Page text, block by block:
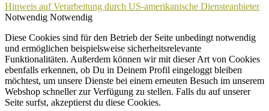
Hinweis auf Verarbeitung durch US-amerikanische Diensteanbieter
Notwendig Notwendig
Diese Cookies sind für den Betrieb der Seite unbedingt notwendig
und ermöglichen beispielsweise sicherheitsrelevante
Funktionalitäten. Außerdem können wir mit dieser Art von Cookies
ebenfalls erkennen, ob Du in Deinem Profil eingeloggt bleiben
möchtest, um unsere Dienste bei einem erneuten Besuch im unserem
Webshop schneller zur Verfügung zu stellen. Falls du auf unserer
Seite surfst, akzeptierst du diese Cookies.